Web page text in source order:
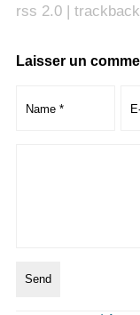
rss 2.0| trackback
Laisser un